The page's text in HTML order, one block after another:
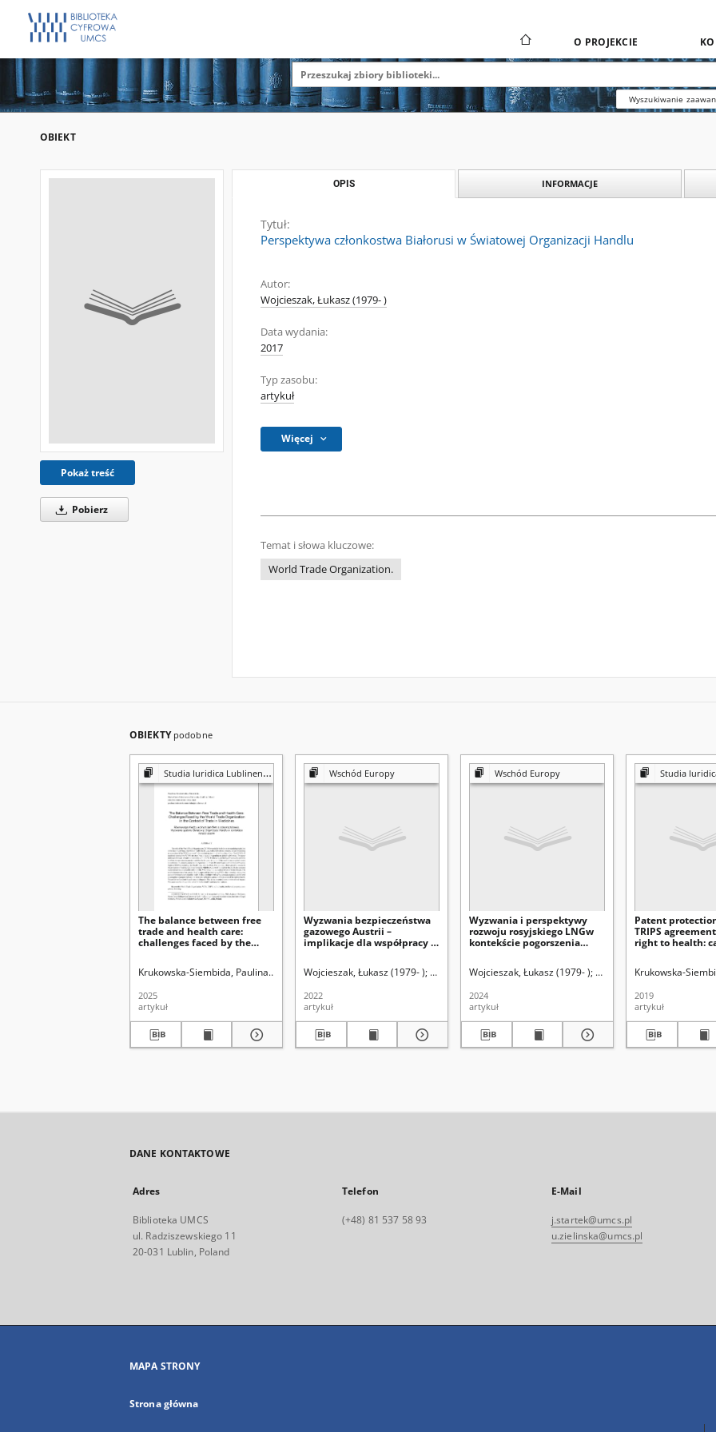
O PROJEKCIE
Wyszukiwanie
OBIEKT
Pokaż treść
Pobierz
OPIS INFORMACJE
Tytuł:
Perspektywa członkostwa Białorusi w Światowej Organizacji Handlu
Autor:
Wojcieszak, Łukasz (1979- )
Data wydania:
2017
Typ zasobu:
artykuł
Więcej
Temat i słowa kluczowe:
World Trade Organization.
OBIEKTY podobne
Studia Iuridica Lublinensia
The balance between free
trade and health care:
challenges faced by the
medicines
Krukowska-Siembida, Paulina Uniwersytet Marii Curie-Skłodowskiej (Lublin). Wydział Prawa i Administracji Jeżyńska, Beata
2025
artykuł
Wschód Europy
Wyzwania bezpieczeństwa
gazowego Austrii –
implikacje dla współpracy z
Wojcieszak, Łukasz (1979- ) Uniwersytet Marii Curie-Skłodowskiej (Lublin). Centrum Europy
2022
artykuł
Wschód Europy
Wyzwania i perspektywy
rozwoju rosyjskiego LNGw
kontekście pogorszenia
Wojcieszak, Łukasz (1979- ) Uniwersytet Marii Curie-
2024
artykuł
Studia
Patent
TRIPS
right to health:
Krukowska-
2019
artykuł
DANE KONTAKTOWE
Adres
Biblioteka UMCS
ul. Radziszewskiego 11
20-031 Lublin, Poland
Telefon
(+48) 81 537 58 93
E-Mail
j.startek@umcs.pl
u.zielinska@umcs.pl
MAPA STRONY
Strona główna